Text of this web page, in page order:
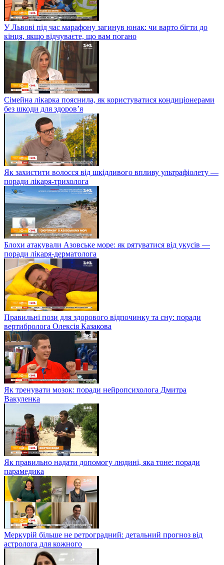
У Львові під час марафону загинув юнак: чи варто бігти до
кінця, якщо відчуваєте, що вам погано
Сімейна лікарка пояснила, як користуватися кондиціонерами
без шкоди для здоров’я
Як захистити волосся від шкідливого впливу ультрафіолету —
поради лікаря-трихолога
Блохи атакували Азовське море: як рятуватися від укусів —
поради лікаря-дерматолога
Правильні пози для здорового відпочинку та сну: поради
вертибролога Олексія Казакова
Як тренувати мозок: поради нейропсихолога Дмитра
Вакуленка
Як правильно надати допомогу людині, яка тоне: поради
парамедика
Меркурій більше не ретроградний: детальний прогноз від
астролога для кожного